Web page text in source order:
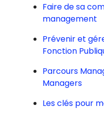
Faire de sa
management
Prévenir et
Fonction
Parcours
Managers
Les clés pour